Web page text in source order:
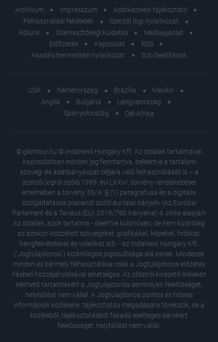
Archívum Impresszum
Adatkezelési tájékoztató
Felhasználási feltételek
Szerzői jogi nyilatkozat
Rólunk
Szerkesztőségi küldetés
Médiaajánlat
Előfizetés
Kapcsolat
RSS
Akadálymentesítési nyilatkozat
Süti beállítások
USA Németország Brazília
Mexikó
Anglia
Bulgária
Lengyelország
Spanyolország
Dél-Afrika
© glamour.hu © IndaNext Hungary Kft. Az oldalak tartalmával
kapcsolatban minden jog fenntartva, beleértve a tartalom
szöveg- és adatbányászat céljára való felhasználását is – a
szerzői jogról szóló 1999. évi LXXVI. törvény rendelkezései
értelmében a törvény 35/A. § (1) paragrafusa és a digitális
szolgáltatások piacairól szóló európai irányelv (Az Európai
Parlament és a Tanács (EU) 2019/790 Irányelve) 4. cikke alapján!
Az oldalak, azok tartalma - ideértve különösen, de nem kizárólag
az azokon közzétett szövegeket, grafikákat, képeket, fotókat,
hangfelvételeket és videókat stb. - az IndaNext Hungary Kft.
("Jogtulajdonos") kizárólagos jogosultsága alá esnek. Mindezek
minden és bármely felhasználása csak a Jogtulajdonos előzetes
írásbeli hozzájárulásával lehetséges. Az oldalról kivezető linkeken
elérhető tartalmakért a Jogtulajdonos semmilyen felelősséget,
helytállást nem vállal. A Jogtulajdonos pontos és hiteles
információk közlésére, tájékoztatás megadására törekszik, de a
közlésből, tájékoztatásból fakadó esetleges károkért
felelősséget, helytállást nem vállal.